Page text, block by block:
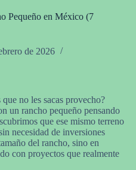
Pequeño en México (7
de 2026
que no les sacas provecho?
un rancho pequeño pensando
que ese mismo terreno
necesidad de inversiones
del rancho, sino en
con proyectos que realmente